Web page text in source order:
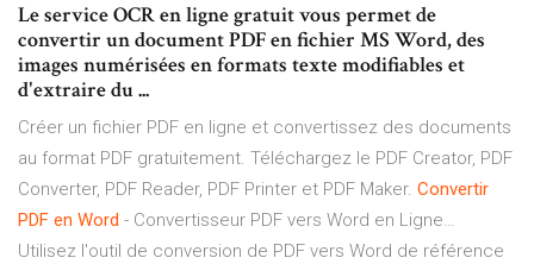
Le service OCR en ligne gratuit vous permet de
convertir un document PDF en fichier MS Word, des
images numérisées en formats texte modifiables et
d'extraire du ...
Créer un fichier PDF en ligne et convertissez des documents
au format PDF gratuitement. Téléchargez le PDF Creator, PDF
Converter, PDF Reader, PDF Printer et PDF Maker. Convertir
PDF en Word - Convertisseur PDF vers Word en Ligne…
Utilisez l'outil de conversion de PDF vers Word de référence